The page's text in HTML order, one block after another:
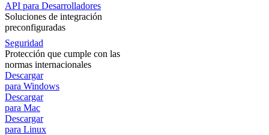
API para Desarrolladores
Soluciones de integración
preconfiguradas
Seguridad
Protección que cumple con las
normas internacionales
Descargar
para Windows
Descargar
para Mac
Descargar
para Linux